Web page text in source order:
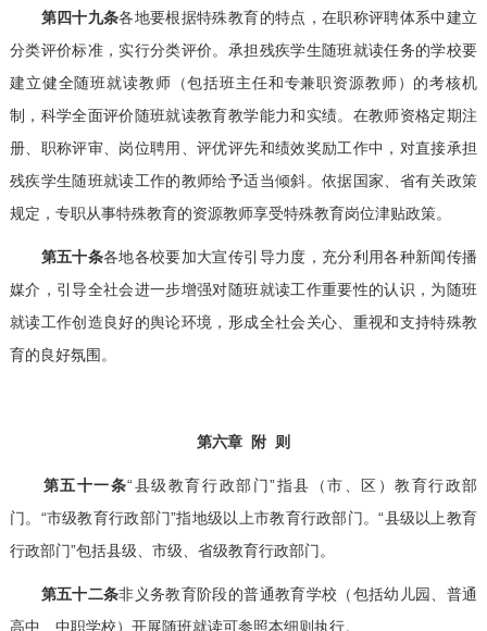
第四十九条各地要根据特殊教育的特点，在职称评聘体系中建立
分类评价标准，实行分类评价。承担残疾学生随班就读任务的学校要
建立健全随班就读教师（包括班主任和专兼职资源教师）的考核机
制，科学全面评价随班就读教育教学能力和实绩。在教师资格定期注
册、职称评审、岗位聘用、评优评先和绩效奖励工作中，对直接承担
残疾学生随班就读工作的教师给予适当倾斜。依据国家、省有关政策
规定，专职从事特殊教育的资源教师享受特殊教育岗位津贴政策。
第五十条各地各校要加大宣传引导力度，充分利用各种新闻传播
媒介，引导全社会进一步增强对随班就读工作重要性的认识，为随班
就读工作创造良好的舆论环境，形成全社会关心、重视和支持特殊教
育的良好氛围。
第六章 附 则
第五十一条“县级教育行政部门”指县（市、区）教育行政部
门。“市级教育行政部门”指地级以上市教育行政部门。“县级以上教育
行政部门”包括县级、市级、省级教育行政部门。
第五十二条非义务教育阶段的普通教育学校（包括幼儿园、普通
高中、中职学校）开展随班就读可参照本细则执行。